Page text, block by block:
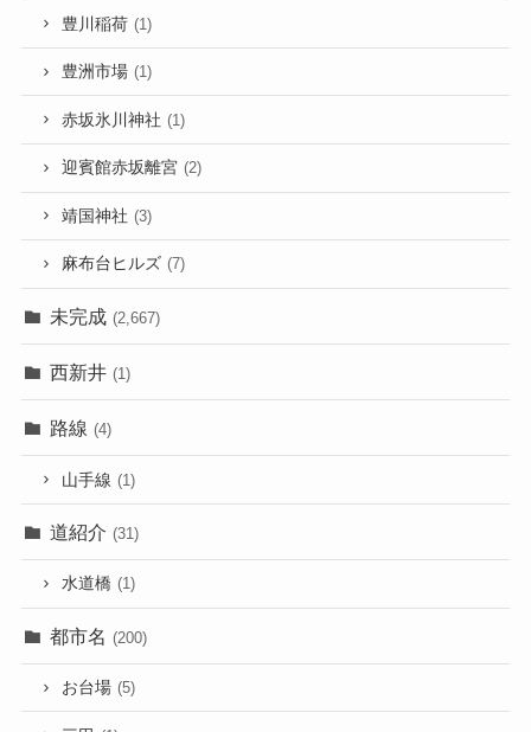
豊川稲荷 (1)
豊洲市場 (1)
赤坂氷川神社 (1)
迎賓館赤坂離宮 (2)
靖国神社 (3)
麻布台ヒルズ (7)
未完成 (2,667)
西新井 (1)
路線 (4)
山手線 (1)
道紹介 (31)
水道橋 (1)
都市名 (200)
お台場 (5)